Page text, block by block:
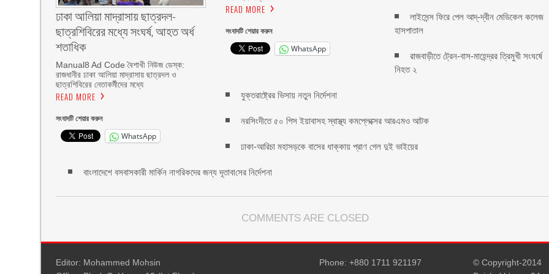
ঢাকা আলিয়া মাদ্রাসায় ছাত্রদল-
ছাত্রশিবিরের মধ্যে সংঘর্ষ, আহত অর্ধ
শতাধিক
Manual8 Ad Code বৈশাখী নিউজ ডেস্ক:
রাজধানীর ঢাকা আলিয়া মাদ্রাসায় ছাত্রদল ও
ছাত্রশিবিরের নেতাকর্মীদের মধ্যে
READ MORE
সংবাদটি শেয়ার করুন
WhatsApp
READ MORE
সংবাদটি শেয়ার করুন
WhatsApp
লাইসেন্স ফিরে পেল আদ্-দ্বীন মেডিকেল কলেজ
হাসপাতাল
রাজবাড়ীতে ট্রেন-বাস-মাহেন্দ্রর ত্রিমুখী সংঘর্ষে
নিহত ২
যুক্তরাষ্ট্রের ভিসায় নতুন নির্দেশনা
নরসিংদীতে ৫০ পিস ইয়াবাসহ স্বাস্থ্য কমপ্লেক্সের আরএমও আটক
ঢাকা-আরিচা মহাসড়কে বাসের ধাক্কায় প্রাণ গেল দুই ভাইয়ের
বাংলাদেশে বসবাসকারী মা‌র্কিন নাগরিকদের জন্য দূতাবা‌সের নির্দেশনা
COMMENTS ARE CLOSED
Editor: Mohammed Mohsin
Phone: +880 1711 921197
© Copyright-2014